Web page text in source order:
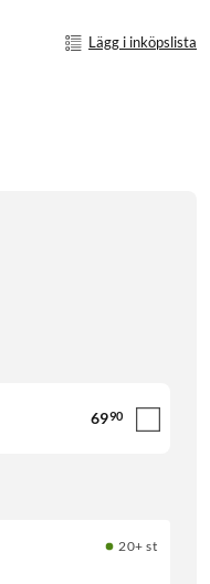
Lägg i inköpslista
6990
20+ st